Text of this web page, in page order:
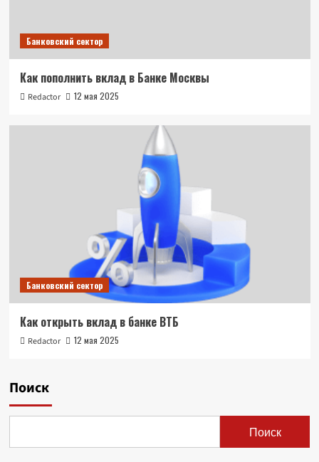
Банковский сектор
Как пополнить вклад в Банке Москвы
Redactor 12 мая 2025
Банковский сектор
Как открыть вклад в банке ВТБ
Redactor 12 мая 2025
Поиск
Поиск